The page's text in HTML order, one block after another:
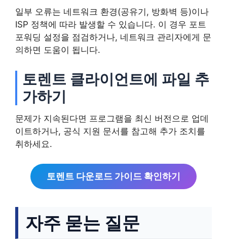
일부 오류는 네트워크 환경(공유기, 방화벽 등)이나
ISP 정책에 따라 발생할 수 있습니다. 이 경우 포트
포워딩 설정을 점검하거나, 네트워크 관리자에게 문
의하면 도움이 됩니다.
토렌트 클라이언트에 파일 추
가하기
문제가 지속된다면 프로그램을 최신 버전으로 업데
이트하거나, 공식 지원 문서를 참고해 추가 조치를
취하세요.
토렌트 다운로드 가이드 확인하기
자주 묻는 질문